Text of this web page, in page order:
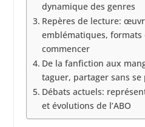
dynamique des genres
Repères de lecture:
emblématiques, formats
commencer
De la fanfiction aux
taguer, partager sans se
Débats actuels:
et évolutions de l’ABO